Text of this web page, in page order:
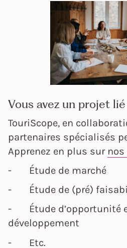
Vous avez un projet
TouriScope, en
partenaires spécialisés
Apprenez en plus sur
- Étude de marché
- Étude de (pré)
- Étude d’opportunité
développement
- Etc.